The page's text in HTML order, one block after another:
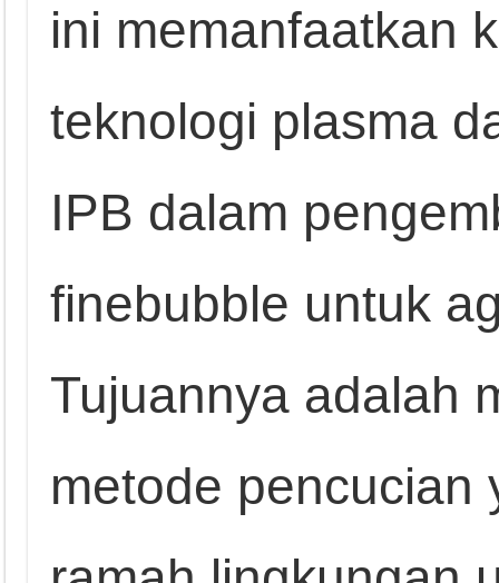
ini memanfaatkan
teknologi plasma
IPB dalam
finebubble untuk
Tujuannya adalah
metode pencucian